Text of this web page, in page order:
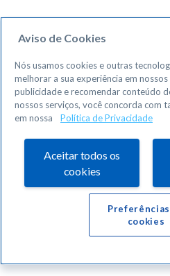
Aviso de Cookies
Nós usamos cookies e outras
melhorar a sua experiência em
publicidade e recomendar conteúdo
nossos serviços, você concorda com
em nossa
Política de Privacidade
Aceitar todos os
cookies
cookies